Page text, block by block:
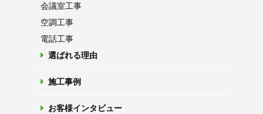
会議室工事
空調工事
電話工事
選ばれる理由
施工事例
お客様インタビュー